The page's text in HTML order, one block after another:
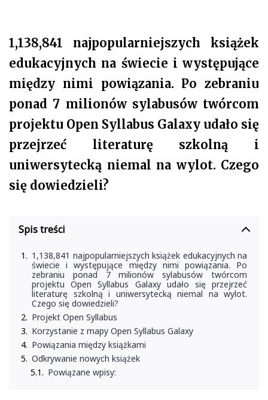
1,138,841 najpopularniejszych książek
edukacyjnych na świecie i występujące
między nimi powiązania. Po zebraniu
ponad 7 milionów sylabusów twórcom
projektu Open Syllabus Galaxy udało się
przejrzeć literaturę szkolną i
uniwersytecką niemal na wylot. Czego
się dowiedzieli?
Spis treści
1,138,841 najpopularniejszych książek edukacyjnych na
świecie i występujące między nimi powiązania. Po
zebraniu ponad 7 milionów sylabusów twórcom
projektu Open Syllabus Galaxy udało się przejrzeć
literaturę szkolną i uniwersytecką niemal na wylot.
Czego się dowiedzieli?
Projekt Open Syllabus
Korzystanie z mapy Open Syllabus Galaxy
Powiązania między książkami
Odkrywanie nowych książek
Powiązane wpisy: